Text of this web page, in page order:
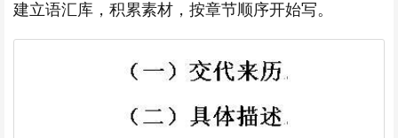
建立语汇库，积累素材，按章节顺序开始写。